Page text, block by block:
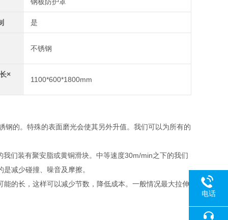
是
不锈钢
×
1100*600*1800mm
的。特殊的表面磨光会使其另外升值。我们可以为所有的
们装有聚安脂或黄铜滑块。中等速度30m/min之下的我们
减少碰撞、噪音及摩擦。
的长，这样可以减少节数，降低成本。一般情况最大拉伸
电话